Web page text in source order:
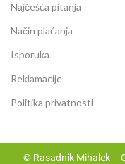
Najčešća pitanja
Način plaćanja
Isporuka
Reklamacije
Politika privatnosti
© Rasadnik Mihalek –